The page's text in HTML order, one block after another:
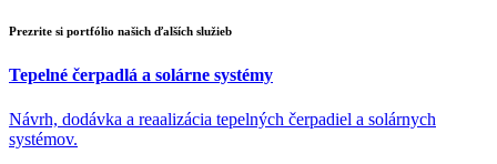
Prezrite si portfólio našich ďalších služieb
Tepelné čerpadlá a solárne systémy
Návrh, dodávka a reaalizácia tepelných čerpadiel a solárnych
systémov.